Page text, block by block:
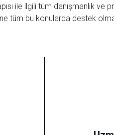
ile ilgili tüm danışmanlık
tüm bu konularda destek